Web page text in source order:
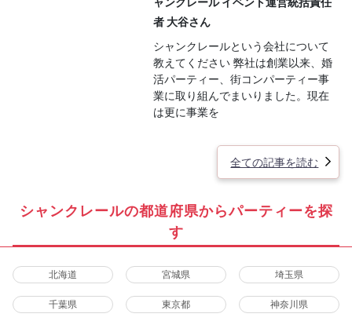
者 大谷さん
シャンクレールという会社について
教えてください 弊社は創業以来、婚
活パーティー、街コンパーティー事
業に取り組んでまいりました。現在
は更に事業を
全ての記事を読む
シャンクレールの都道府県からパーティーを探
す
北海道 宮城県 埼玉県
千葉県 東京都 神奈川県